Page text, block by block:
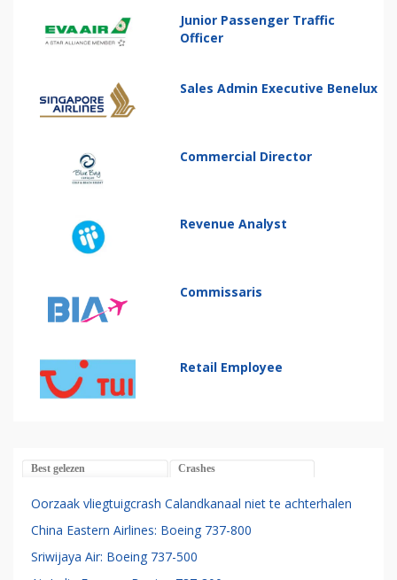
Junior Passenger Traffic
Officer
Sales Admin Executive Benelux
Commercial Director
Revenue Analyst
Commissaris
Retail Employee
Best gelezen Crashes
Oorzaak vliegtuigcrash Calandkanaal niet te achterhalen
China Eastern Airlines: Boeing 737-800
Sriwijaya Air: Boeing 737-500